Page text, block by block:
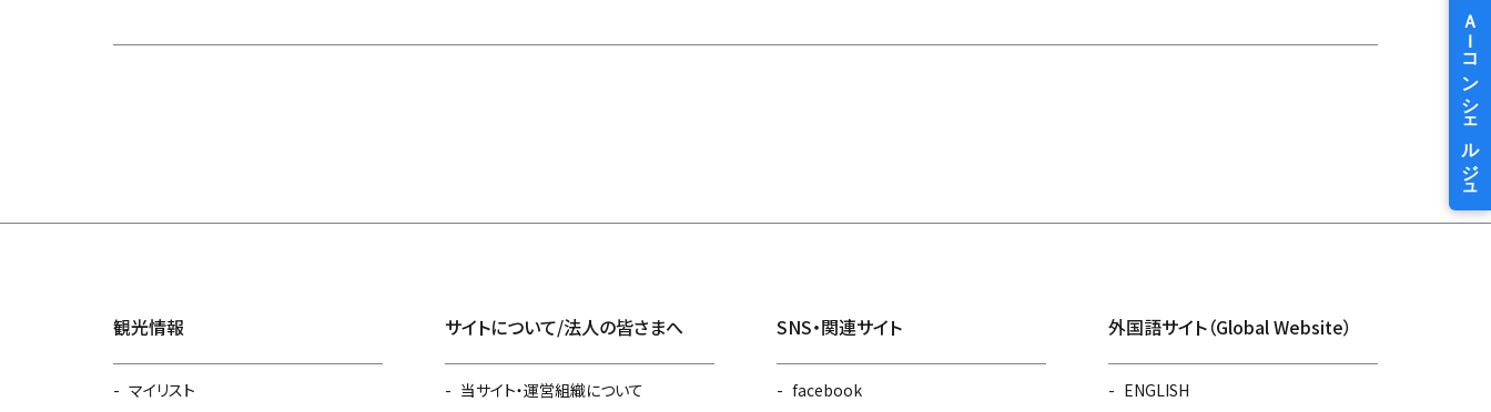
観光情報
マイリスト
サイトについて/法人の皆さまへ
当サイト・運営組織について
SNS・関連サイト
facebook
外国語サイト（Global Website）
ENGLISH